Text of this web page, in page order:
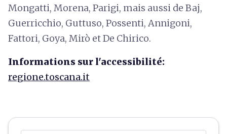
Mongatti, Morena, Parigi, mais aussi de Baj,
Guerricchio, Guttuso, Possenti, Annigoni,
Fattori, Goya, Mirò et De Chirico.
Informations sur l'accessibilité:
regione.toscana.it